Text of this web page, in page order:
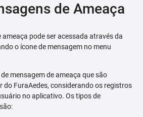
de Ameaça
ameaça pode ser acessada através da
o ícone de mensagem no menu
mensagem de ameaça que são
do FuraAedes, considerando os registros
no aplicativo. Os tipos de